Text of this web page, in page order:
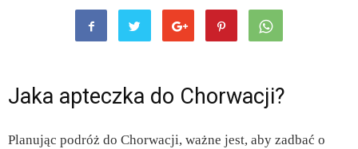
Jaka apteczka do Chorwacji?
Planując podróż do Chorwacji, ważne jest, aby zadbać o